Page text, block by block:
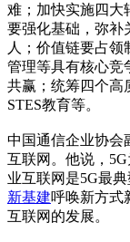
难；加快实施四大
要强化基础，弥补
人；价值链要占领
管理等具有核心竞
共赢；统筹四个高
STES教育等。
中国通信企业协会
互联网。他说，
业互联网是5G最
新基建呼唤新方式
互联网的发展。